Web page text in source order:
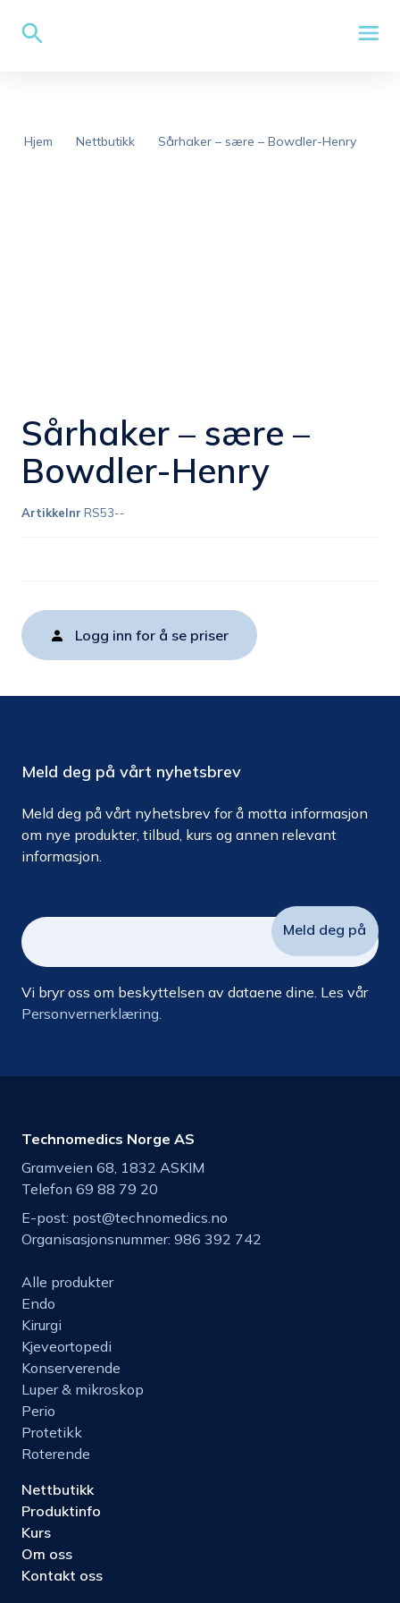
Hjem Nettbutikk Sårhaker – sære – Bowdler-Henry
Sårhaker – sære –
Bowdler-Henry
Artikkelnr RS53--
Logg inn for å se priser
Meld deg på vårt nyhetsbrev
Meld deg på vårt nyhetsbrev for å motta informasjon
om nye produkter, tilbud, kurs og annen relevant
informasjon.
Vi bryr oss om beskyttelsen av dataene dine. Les vår
Personvernerklæring.
Technomedics Norge AS
Gramveien 68, 1832 ASKIM
Telefon 69 88 79 20
E-post: post@technomedics.no
Organisasjonsnummer: 986 392 742
Alle produkter
Endo
Kirurgi
Kjeveortopedi
Konserverende
Luper & mikroskop
Perio
Protetikk
Roterende
Nettbutikk
Produktinfo
Kurs
Om oss
Kontakt oss